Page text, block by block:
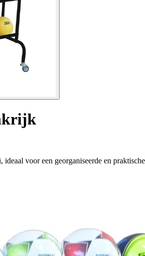
voor een georganiseerde en